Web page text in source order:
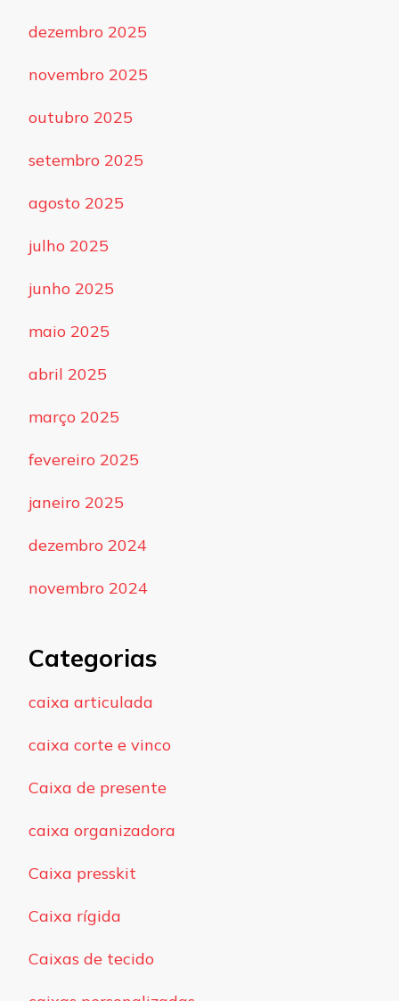
dezembro 2025
novembro 2025
outubro 2025
setembro 2025
agosto 2025
julho 2025
junho 2025
maio 2025
abril 2025
março 2025
fevereiro 2025
janeiro 2025
dezembro 2024
novembro 2024
Categorias
caixa articulada
caixa corte e vinco
Caixa de presente
caixa organizadora
Caixa presskit
Caixa rígida
Caixas de tecido